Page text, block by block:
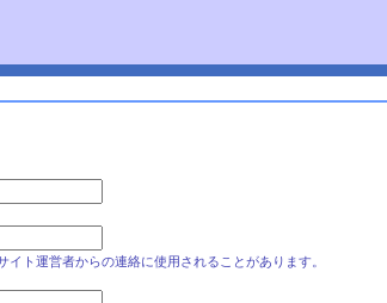
イト運営者からの連絡に使用されることがあります。